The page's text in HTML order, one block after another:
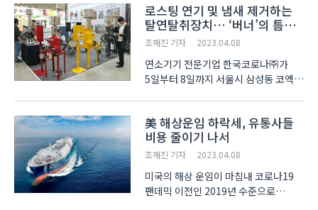
일산 킨텍스에서 개최한 이번 전시회는
다양한 전기차들을 구성해 미래
모빌리티를 선도할 핵심 산업임을
입증..
로스팅 연기 및 냄새 제거하는
탈연탈취장치… ‘버너’의 틈새
시장
조해진 기자 2023.04.08
연소기기 전문기업 한국코로나㈜가
5일부터 8일까지 서울시 삼성동 코엑스
SEOUL 2023)’에 참가해
탈연탈취장치를 전시했다. 전시회에
소개한 탈연탈취장치는 커피 콩을 볶는
로스팅 과정에서 ..
美 해상운임 하락세, 유통사들
비용 줄이기 나서
조해진 기자 2023.04.08
미국의 해상 운임이 마침내 코로나19
팬데믹 이전인 2019년 수준으로